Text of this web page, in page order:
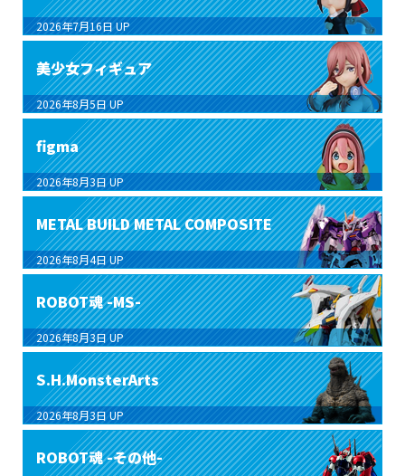
2026年7月16日 UP
美少女フィギュア
2026年8月5日 UP
figma
2026年8月3日 UP
METAL BUILD METAL COMPOSITE
2026年8月4日 UP
ROBOT魂 -MS-
2026年8月3日 UP
S.H.MonsterArts
2026年8月3日 UP
ROBOT魂 -その他-